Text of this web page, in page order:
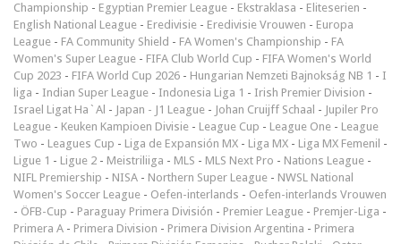
Championship - Egyptian Premier League - Ekstraklasa - Eliteserien -
English National League - Eredivisie - Eredivisie Vrouwen - Europa
League - FA Community Shield - FA Women's Championship - FA
Women's Super League - FIFA Club World Cup - FIFA Women's World
Cup 2023 - FIFA World Cup 2026 - Hungarian Nemzeti Bajnokság NB 1 - I
liga - Indian Super League - Indonesia Liga 1 - Irish Premier Division -
Israel Ligat Ha`Al - Japan - J1 League - Johan Cruijff Schaal - Jupiler Pro
League - Keuken Kampioen Divisie - League Cup - League One - League
Two - Leagues Cup - Liga de Expansión MX - Liga MX - Liga MX Femenil -
Ligue 1 - Ligue 2 - Meistriliiga - MLS - MLS Next Pro - Nations League -
NIFL Premiership - NISA - Northern Super League - NWSL National
Women's Soccer League - Oefen-interlands - Oefen-interlands Vrouwen
- ÖFB-Cup - Paraguay Primera División - Premier League - Premjer-Liga -
Primera A - Primera Division - Primera Division Argentina - Primera